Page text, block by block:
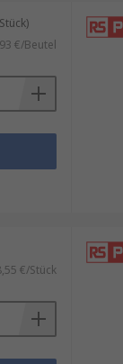
€/Beutel
€/Stück